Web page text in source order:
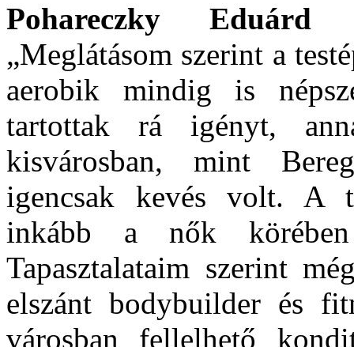
Pohareczky Eduárd
„Meglátásom szerint a
aerobik mindig is
tartottak rá igényt,
kisvárosban, mint
igencsak kevés volt. A
inkább a nők
Tapasztalataim szerint
elszánt bodybuilder és
városban fellelhető